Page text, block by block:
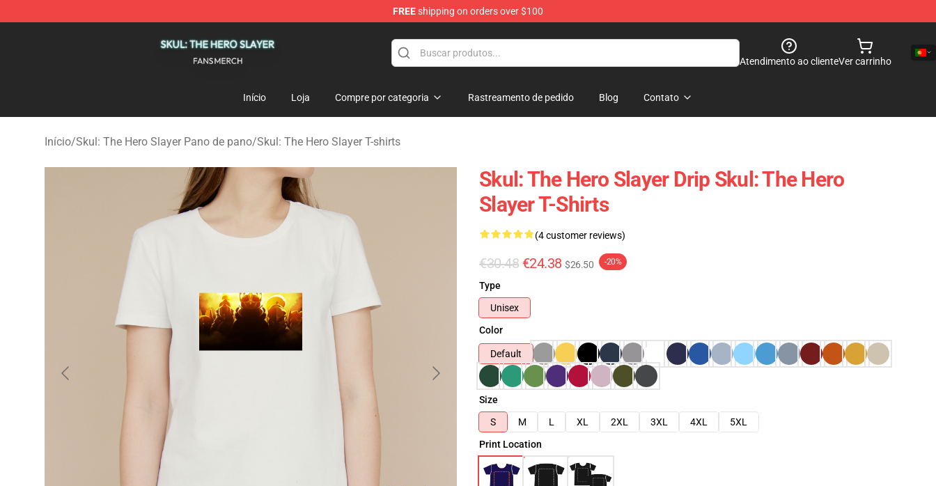
FREEshipping on orders over $100
Atendimento ao clienteVer carrinho
Início Loja Compre por categoria Rastreamento de pedido Blog Contato
Início/Skul: The Hero Slayer Pano de pano/Skul: The Hero Slayer T-shirts
Skul: The Hero Slayer Drip Skul: The Hero
Slayer T-Shirts
(4 customer reviews)
€30.48 €24.38 $26.50 -20%
Type
Unisex
Color
Default
Size
S
M L XL 2XL 3XL 4XL
5XL
Print Location